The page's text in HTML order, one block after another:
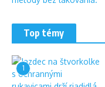
Top témy
1